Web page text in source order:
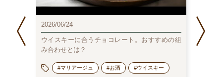
2026/06/24
ウイスキーに合うチョコレート。おすすめの組
み合わせとは？
#マリアージュ #お酒 #ウイスキー
のむチ